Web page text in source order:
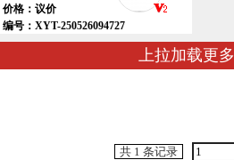
价格：议价
编号：XYT-250526094727
上拉加载更多
共 1 条记录